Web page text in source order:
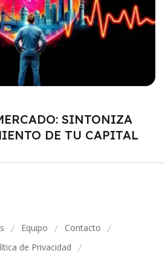
SINTONIZA
DE TU CAPITAL
/ Equipo / Contacto /
de Privacidad /